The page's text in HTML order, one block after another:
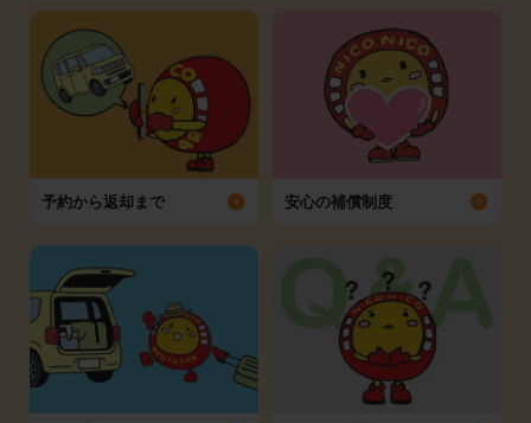
予約から返却まで 安心の補償制度